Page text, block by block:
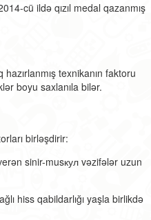
cü ildə qızıl medal qazanmış
texnikanın faktoru
boyu saxlanıla bilər.
birləşdirir:
sinir-musкул vəzifələr uzun
hiss qabildarlığı yaşla birlikdə